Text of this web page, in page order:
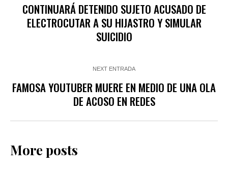
CONTINUARÁ DETENIDO SUJETO ACUSADO DE
ELECTROCUTAR A SU HIJASTRO Y SIMULAR
SUICIDIO
NEXT ENTRADA
FAMOSA YOUTUBER MUERE EN MEDIO DE UNA OLA
DE ACOSO EN REDES
More posts